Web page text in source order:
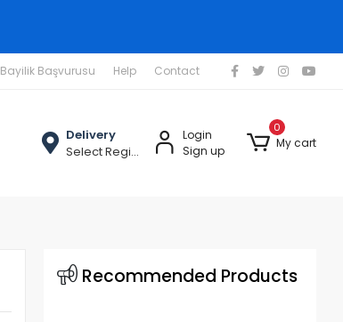
Bayilik Başvurusu Help Contact
Delivery
Select Region
Login
Sign up
0
My cart
Recommended Products